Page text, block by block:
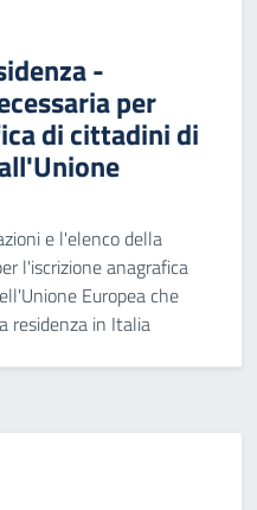
-
per
di cittadini di
e l'elenco della
l'iscrizione anagrafica
Europea che
residenza in Italia